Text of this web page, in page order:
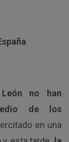
no han
de los
en una